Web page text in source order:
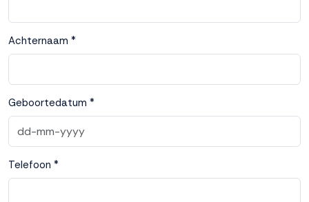
cookies ons helpen
om de website te
verbeteren. Via de
binnen en buiten
volgen. Dat doen we
anoniem. Meer
weten? LeesBekijk
Achternaam *
Geboortedatum *
Telefoon *